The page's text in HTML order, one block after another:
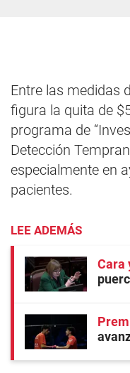
Entre las medidas
figura la quita de
programa de
Detección
especialmente en
pacientes.
LEE ADEMÁS
Cara